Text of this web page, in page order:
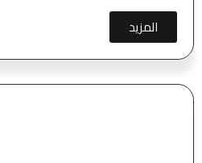
المزيد